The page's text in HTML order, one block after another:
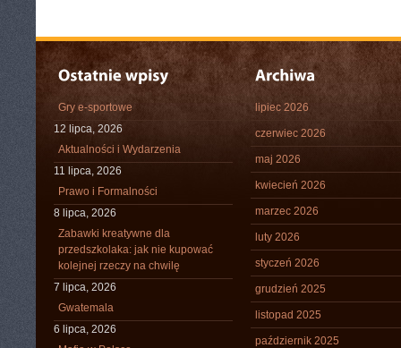
Gry e-sportowe
12 lipca, 2026
Aktualności i Wydarzenia
11 lipca, 2026
Prawo i Formalności
8 lipca, 2026
Zabawki kreatywne dla
przedszkolaka: jak nie kupować
kolejnej rzeczy na chwilę
7 lipca, 2026
Gwatemala
6 lipca, 2026
lipiec 2026
czerwiec 2026
maj 2026
kwiecień 2026
marzec 2026
luty 2026
styczeń 2026
grudzień 2025
listopad 2025
październik 2025